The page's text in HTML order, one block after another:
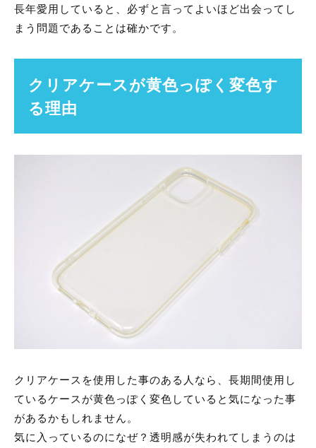
長年愛用していると、必ずと言ってよいほど出会ってし
まう問題であることは確かです。
クリアケースが黄色っぽく変色す
る理由
クリアケースを使用した事のある人なら、長期間使用し
ているケースが黄色っぽく変色していると気になった事
があるかもしれません。
気に入っているのになぜ？透明感が失われてしまうのは